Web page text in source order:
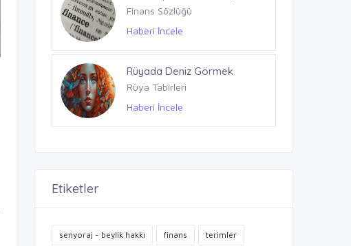
Haberi İncele
Haberi İncele
Etiketler
senyoraj - beylik hakkı finans terimler